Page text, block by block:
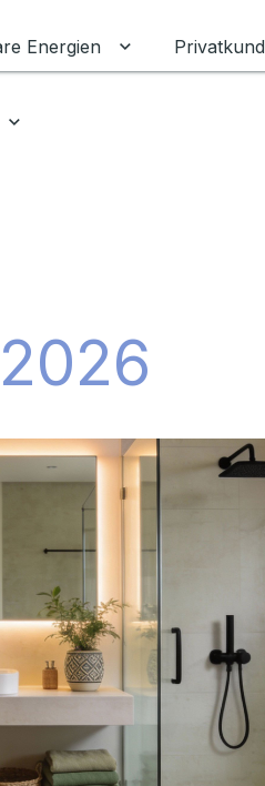
Energien
Untermenü für
Untermenü für Ratgeber